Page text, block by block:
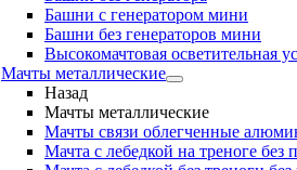
Башни с генератором мини
Башни без генераторов мини
Высокомачтовая осветительная
Мачты металлические
Назад
Мачты металлические
Мачты связи облегченные
Мачта с лебедкой на треноге без